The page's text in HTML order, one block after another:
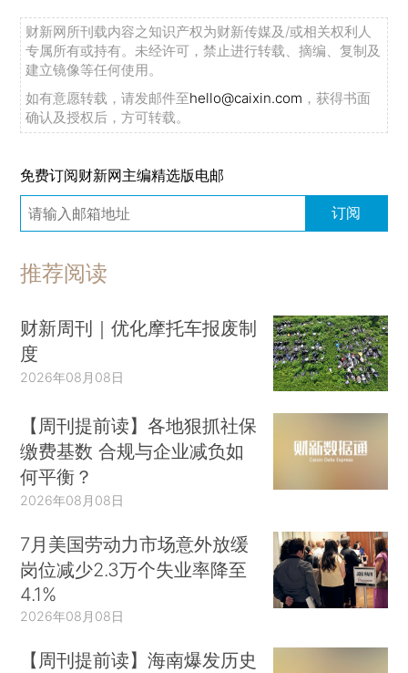
财新网所刊载内容之知识产权为财新传媒及/或相关权利人
专属所有或持有。未经许可，禁止进行转载、摘编、复制及
建立镜像等任何使用。
如有意愿转载，请发邮件至hello@caixin.com ，获得书面
确认及授权后，方可转载。
免费订阅财新网主编精选版电邮
订阅
推荐阅读
财新周刊｜优化摩托车报废制
度
2026年08月08日
【周刊提前读】各地狠抓社保
缴费基数 合规与企业减负如
何平衡？
2026年08月08日
7月美国劳动力市场意外放缓
岗位减少2.3万个失业率降至
4.1%
2026年08月08日
【周刊提前读】海南爆发历史